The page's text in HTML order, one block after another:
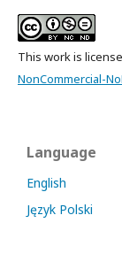
This work is
NonCommercial-
Language
English
Język Polski